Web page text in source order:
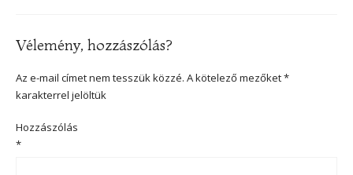
Vélemény, hozzászólás?
Az e-mail címet nem tesszük közzé. A kötelező mezőket*
karakterrel jelöltük
Hozzászólás
*